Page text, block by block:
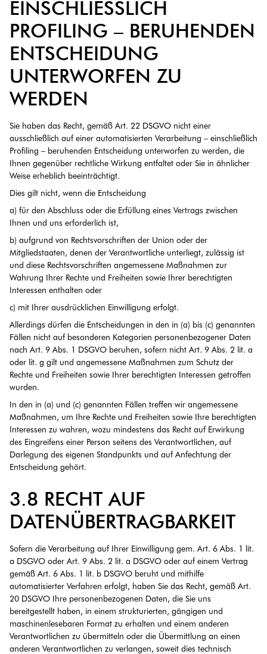
INSCHLIESSLICH PR
OFILING – BERUHENDEN EN
TSCHEIDUNG UN
TERWORFEN ZU WE
RDEN
Sie haben das Recht, gemäß Art. 22 DSGVO nicht einer
ausschließlich auf einer automatisierten Verarbeitung – einschließlich
Profiling – beruhenden Entscheidung unterworfen zu werden, die
Ihnen gegenüber rechtliche Wirkung entfaltet oder Sie in ähnlicher
Weise erheblich beeinträchtigt.
Dies gilt nicht, wenn die Entscheidung
a) für den Abschluss oder die Erfüllung eines Vertrags zwischen
Ihnen und uns erforderlich ist,
b) aufgrund von Rechtsvorschriften der Union oder der
Mitgliedstaaten, denen der Verantwortliche unterliegt, zulässig ist
und diese Rechtsvorschriften angemessene Maßnahmen zur
Wahrung Ihrer Rechte und Freiheiten sowie Ihrer berechtigten
Interessen enthalten oder
c) mit Ihrer ausdrücklichen Einwilligung erfolgt.
Allerdings dürfen die Entscheidungen in den in (a) bis (c) genannten
Fällen nicht auf besonderen Kategorien personenbezogener Daten
nach Art. 9 Abs. 1 DSGVO beruhen, sofern nicht Art. 9 Abs. 2 lit. a
oder lit. g gilt und angemessene Maßnahmen zum Schutz der
Rechte und Freiheiten sowie Ihrer berechtigten Interessen getroffen
wurden.
In den in (a) und (c) genannten Fällen treffen wir angemessene
Maßnahmen, um Ihre Rechte und Freiheiten sowie Ihre berechtigten
Interessen zu wahren, wozu mindestens das Recht auf Erwirkung
des Eingreifens einer Person seitens des Verantwortlichen, auf
Darlegung des eigenen Standpunkts und auf Anfechtung der
Entscheidung gehört.
3.8 RECHT AUF
DATENÜBERTRAGBARKEIT
Sofern die Verarbeitung auf Ihrer Einwilligung gem. Art. 6 Abs. 1 lit.
a DSGVO oder Art. 9 Abs. 2 lit. a DSGVO oder auf einem Vertrag
gemäß Art. 6 Abs. 1 lit. b DSGVO beruht und mithilfe
automatisierter Verfahren erfolgt, haben Sie das Recht, gemäß Art.
20 DSGVO Ihre personenbezogenen Daten, die Sie uns
bereitgestellt haben, in einem strukturierten, gängigen und
maschinenlesebaren Format zu erhalten und einem anderen
Verantwortlichen zu übermitteln oder die Übermittlung an einen
anderen Verantwortlichen zu verlangen, soweit dies technisch